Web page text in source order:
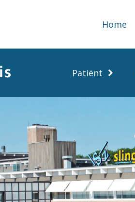
Home
Patiënt